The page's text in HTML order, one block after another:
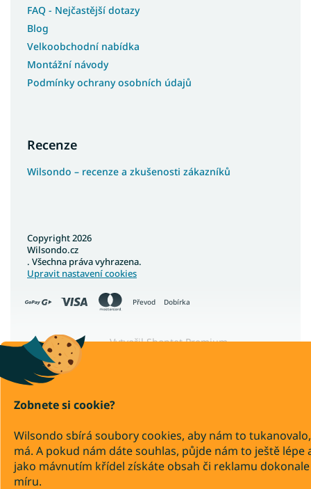
Zobnete si cookie?
Wilsondo sbírá soubory cookies, aby nám to
má. A pokud nám dáte souhlas, půjde nám to ještě lépe
jako mávnutím křídel získáte obsah či reklamu
míru.
FAQ - Nejčastější dotazy
Blog
Velkoobchodní nabídka
Montážní návody
Podmínky ochrany osobních údajů
Recenze
Wilsondo – recenze a zkušenosti zákazníků
Převod Dobírka
Vytvořil Shoptet Premium
Copyright 2026
Wilsondo.cz
. Všechna práva vyhrazena.
Upravit nastavení cookies